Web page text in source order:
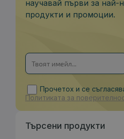
научавай първи за най-
продукти и промоции.
Прочетох и се
Политиката за
Търсени продукти